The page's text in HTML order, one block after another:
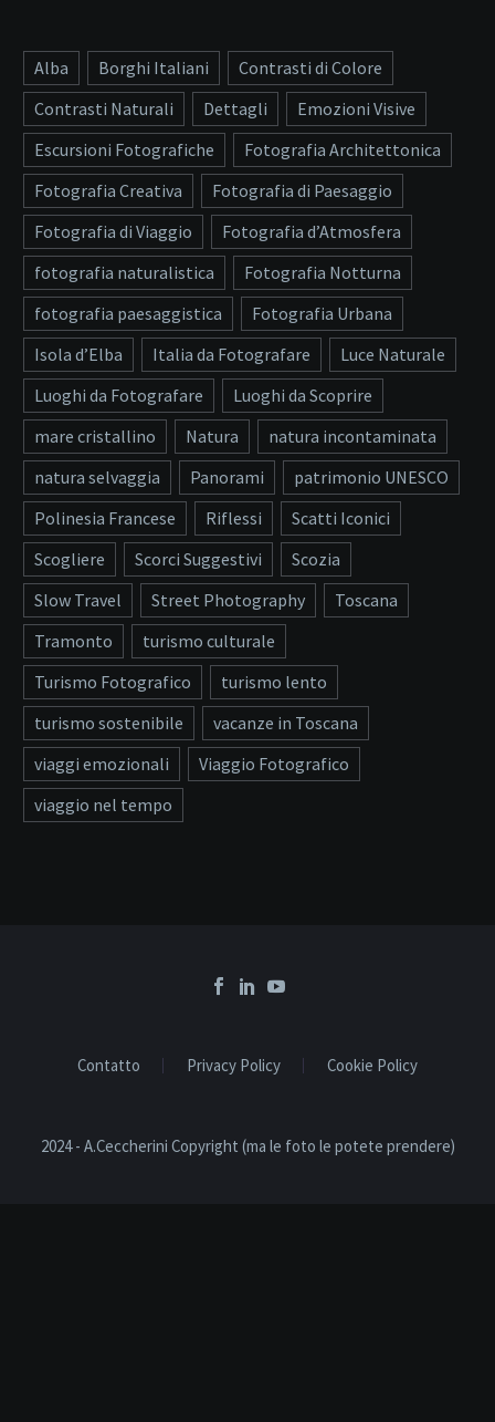
Alba Borghi Italiani
Contrasti di Colore
Contrasti Naturali
Dettagli
Emozioni Visive
Escursioni Fotografiche
Fotografia Architettonica
Fotografia Creativa
Fotografia di Paesaggio
Fotografia di Viaggio
Fotografia d’Atmosfera
fotografia naturalistica
Fotografia Notturna
fotografia paesaggistica
Fotografia Urbana
Isola d’Elba
Italia da Fotografare
Luce Naturale
Luoghi da Fotografare
Luoghi da Scoprire
mare cristallino
Natura
natura incontaminata
natura selvaggia
Panorami
patrimonio UNESCO
Polinesia Francese
Riflessi
Scatti Iconici
Scogliere
Scorci Suggestivi
Scozia
Slow Travel
Street Photography
Toscana
Tramonto
turismo culturale
Turismo Fotografico
turismo lento
turismo sostenibile
vacanze in Toscana
viaggi emozionali
Viaggio Fotografico
viaggio nel tempo
Contatto Privacy Policy Cookie Policy
2024 - A.Ceccherini Copyright (ma le foto le potete prendere)